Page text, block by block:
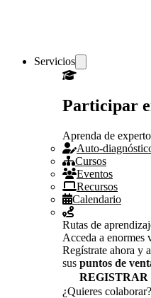
Servicios
Participar
Aprenda de
Auto-
Cursos
Eventos
Recursos
Calendario
Rutas de
Acceda a enormes
Regístrate ahora y
sus puntos de
REGISTRAR
¿Quieres colaborar?